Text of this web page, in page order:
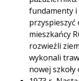
fundamenty i
przyspieszyć
mieszkańcy
rozwieźli
wykonali
nowej szkoły